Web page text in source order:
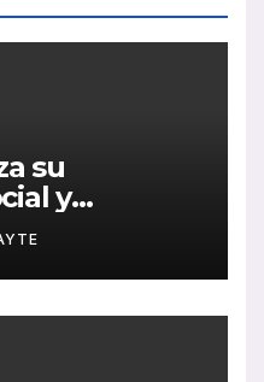
su
y
con la
Memoria